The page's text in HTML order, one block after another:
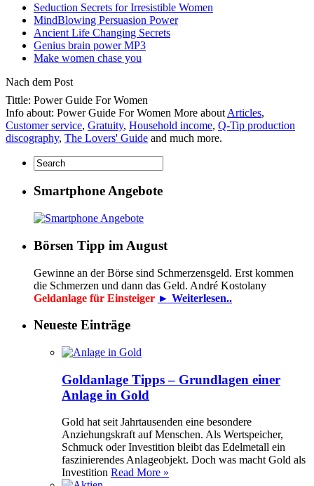
Seduction Secrets for Irresistible Women
MindBlowing Persuasion Power
Ancient Life Changing Secrets
Genius brain power MP3
Make women chase you
Nach dem Post
Tittle: Power Guide For Women
Info about: Power Guide For Women More about Articles,
Customer service, Gratuity, Household income, Q-Tip production
discography, The Lovers' Guide and much more.
Smartphone Angebote
Börsen Tipp im August
Gewinne an der Börse sind Schmerzensgeld. Erst kommen
die Schmerzen und dann das Geld. André Kostolany
Geldanlage für Einsteiger ► Weiterlesen..
Neueste Einträge
Goldanlage Tipps – Grundlagen einer
Anlage in Gold
Gold hat seit Jahrtausenden eine besondere
Anziehungskraft auf Menschen. Als Wertspeicher,
Schmuck oder Investition bleibt das Edelmetall ein
faszinierendes Anlageobjekt. Doch was macht Gold als
Investition Read More »